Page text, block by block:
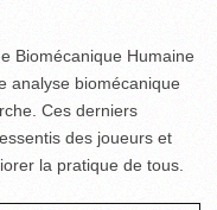
Biomécanique Humaine
analyse biomécanique
Ces derniers
des joueurs et
la pratique de tous.